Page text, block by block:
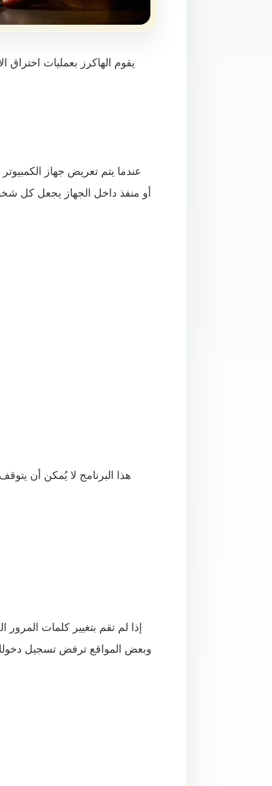
يقوم الهاكرز بعمليات
عندما يتم تعريض جهاز
هذا البرنامج لا يُمكن أن
إذا لم تقم بتغيير كلمات
وبعض المواقع ترفض تسجيل دخولك